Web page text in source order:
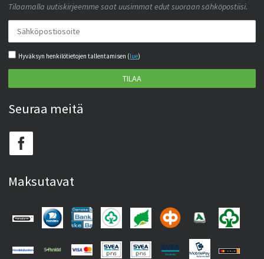
Tilaamalla uutiskirjeemme saat uusimmat edut suoraan sähköpostiisi.
Hyväksyn henkilötietojen tallentamisen (lue)
TILAA
Seuraa meitä
Maksutavat